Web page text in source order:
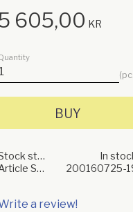
605,00 KR
pc.
BUY
Stock status
In
Article SKU
200160725-
a review!